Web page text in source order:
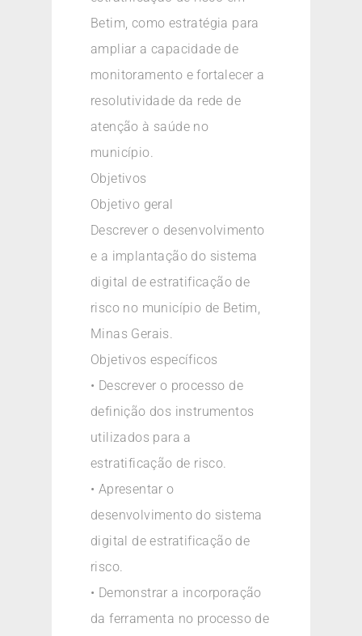
Betim, como estratégia para
ampliar a capacidade de
monitoramento e fortalecer a
resolutividade da rede de
atenção à saúde no
município.
Objetivos
Objetivo geral
Descrever o desenvolvimento
e a implantação do sistema
digital de estratificação de
risco no município de Betim,
Minas Gerais.
Objetivos específicos
• Descrever o processo de
definição dos instrumentos
utilizados para a
estratificação de risco.
• Apresentar o
desenvolvimento do sistema
digital de estratificação de
risco.
• Demonstrar a incorporação
da ferramenta no processo de